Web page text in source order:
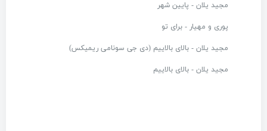
مجید یلان - پایین شهر
پوری و مهیار - برای تو
مجید یلان - بالای بالاییم (دی جی سونامی ریمیکس)
مجید یلان - بالای بالاییم